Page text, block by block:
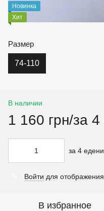
Новинка
Хит
Размер
74-110
В наличии
1 160 грн/за
за 4
Войти для
В избранное